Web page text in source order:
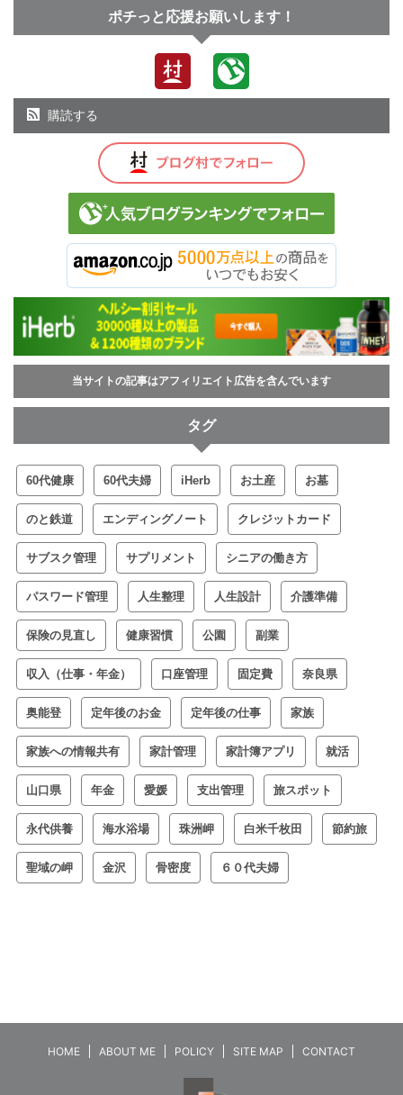
ポチっと応援お願いします！
購読する
当サイトの記事はアフィリエイト広告を含んでいます
タグ
60代健康 60代夫婦 iHerb お土産 お墓
のと鉄道 エンディングノート クレジットカード
サブスク管理 サプリメント シニアの働き方
パスワード管理 人生整理 人生設計 介護準備
保険の見直し 健康習慣 公園 副業
収入（仕事・年金） 口座管理 固定費 奈良県
奥能登 定年後のお金 定年後の仕事 家族
家族への情報共有 家計管理 家計簿アプリ 就活
山口県 年金 愛媛 支出管理 旅スポット
永代供養 海水浴場 珠洲岬 白米千枚田 節約旅
聖域の岬 金沢 骨密度 ６０代夫婦
HOME ABOUT ME POLICY SITE MAP CONTACT